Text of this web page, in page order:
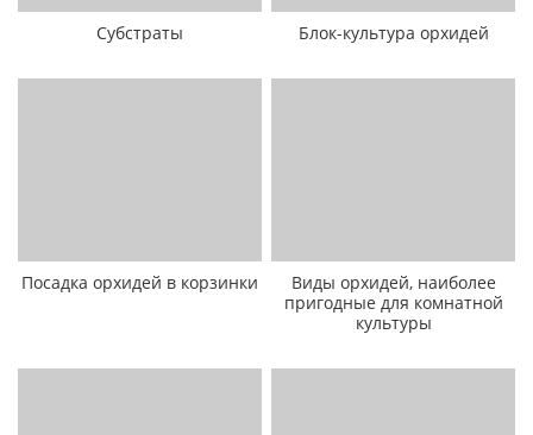
Субстраты Блок-культура орхидей
Посадка орхидей в корзинки
Виды орхидей, наиболее
пригодные для комнатной
культуры